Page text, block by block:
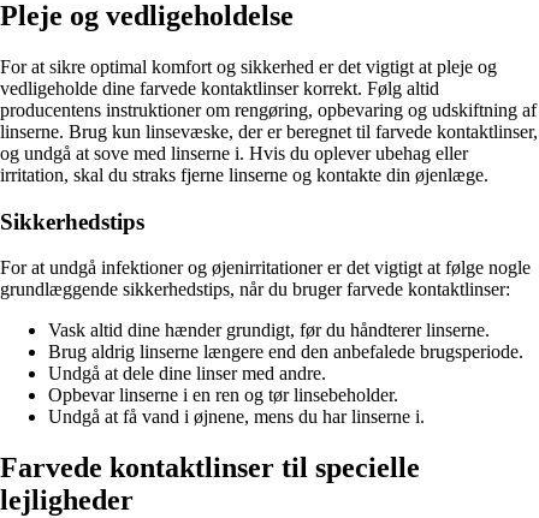
Pleje og vedligeholdelse
For at sikre optimal komfort og sikkerhed er det vigtigt at pleje og
vedligeholde dine farvede kontaktlinser korrekt. Følg altid
producentens instruktioner om rengøring, opbevaring og udskiftning af
linserne. Brug kun linsevæske, der er beregnet til farvede kontaktlinser,
og undgå at sove med linserne i. Hvis du oplever ubehag eller
irritation, skal du straks fjerne linserne og kontakte din øjenlæge.
Sikkerhedstips
For at undgå infektioner og øjenirritationer er det vigtigt at følge nogle
grundlæggende sikkerhedstips, når du bruger farvede kontaktlinser:
Vask altid dine hænder grundigt, før du håndterer linserne.
Brug aldrig linserne længere end den anbefalede brugsperiode.
Undgå at dele dine linser med andre.
Opbevar linserne i en ren og tør linsebeholder.
Undgå at få vand i øjnene, mens du har linserne i.
Farvede kontaktlinser til specielle
lejligheder